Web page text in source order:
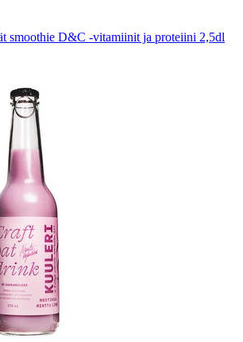
smoothie D&C -vitamiinit ja proteiini 2,5dl